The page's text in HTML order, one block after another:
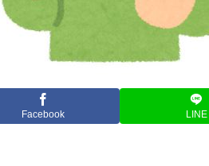
Facebook LINE